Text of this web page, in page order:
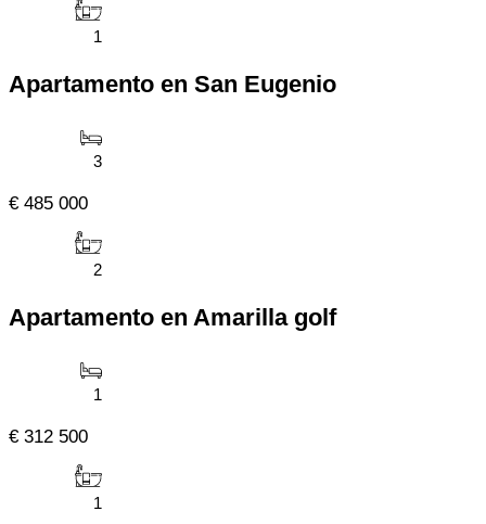
1
Apartamento en San Eugenio
3
€ 485 000
2
Apartamento en Amarilla golf
1
€ 312 500
1